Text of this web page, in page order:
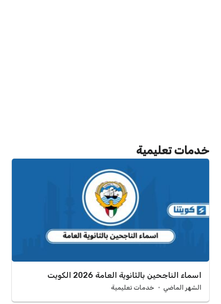
خدمات تعليمية
اسماء الناجحين بالثانوية العامة 2026 الكويت
الشهر الماضي خدمات تعليمية